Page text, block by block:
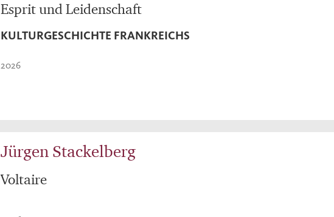
Esprit und Leidenschaft
KULTURGESCHICHTE FRANKREICHS
2026
Jürgen Stackelberg
Voltaire